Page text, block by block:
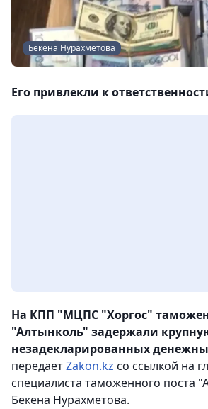
Бекена Нурахметова
Его привлекли к
На КПП "МЦПС "Хоргос"
"Алтынколь" задержали
незадекларированных
передаетZakon.kz со ссылкой на
специалиста таможенного поста
Бекена Нурахметова.